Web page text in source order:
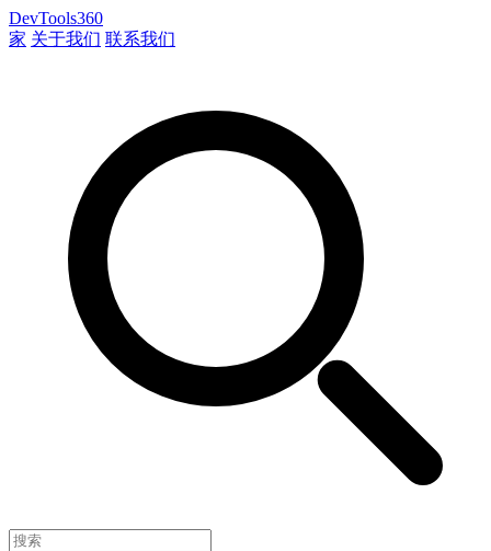
DevTools360
家 关于我们 联系我们